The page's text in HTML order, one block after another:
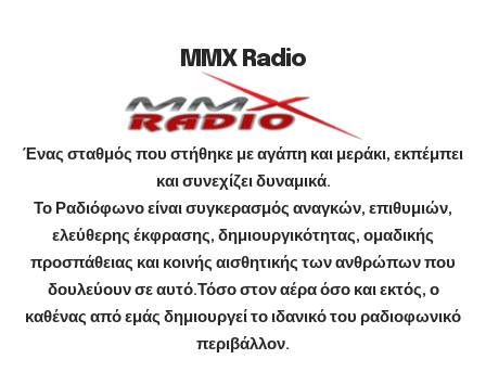
MMX Radio
Ένας σταθμός που στήθηκε με αγάπη και μεράκι, εκπέμπει
και συνεχίζει δυναμικά.
Το Ραδιόφωνο είναι συγκερασμός αναγκών, επιθυμιών,
ελεύθερης έκφρασης, δημιουργικότητας, ομαδικής
προσπάθειας και κοινής αισθητικής των ανθρώπων που
δουλεύουν σε αυτό.Τόσο στον αέρα όσο και εκτός, ο
καθένας από εμάς δημιουργεί το ιδανικό του ραδιοφωνικό
περιβάλλον.